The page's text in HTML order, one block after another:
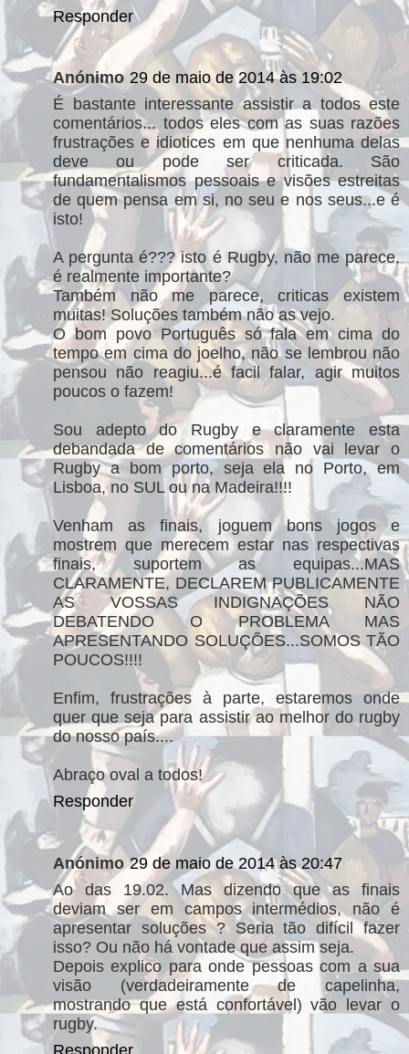
Responder
Anónimo 29 de maio de 2014 às 19:02
É bastante interessante assistir a todos este
comentários... todos eles com as suas razões
frustrações e idiotices em que nenhuma delas
deve ou pode ser criticada. São
fundamentalismos pessoais e visões estreitas
de quem pensa em si, no seu e nos seus...e é
isto!
A pergunta é??? isto é Rugby, não me parece,
é realmente importante?
Também não me parece, criticas existem
muitas! Soluções também não as vejo.
O bom povo Português só fala em cima do
tempo em cima do joelho, não se lembrou não
pensou não reagiu...é facil falar, agir muitos
poucos o fazem!
Sou adepto do Rugby e claramente esta
debandada de comentários não vai levar o
Rugby a bom porto, seja ela no Porto, em
Lisboa, no SUL ou na Madeira!!!!
Venham as finais, joguem bons jogos e
mostrem que merecem estar nas respectivas
finais, suportem as equipas...MAS
CLARAMENTE, DECLAREM PUBLICAMENTE
AS VOSSAS INDIGNAÇÕES NÃO
DEBATENDO O PROBLEMA MAS
APRESENTANDO SOLUÇÕES...SOMOS TÃO
POUCOS!!!!
Enfim, frustrações à parte, estaremos onde
quer que seja para assistir ao melhor do rugby
do nosso país....
Abraço oval a todos!
Responder
Anónimo 29 de maio de 2014 às 20:47
Ao das 19.02. Mas dizendo que as finais
deviam ser em campos intermédios, não é
apresentar soluções ? Seria tão difícil fazer
isso? Ou não há vontade que assim seja.
Depois explico para onde pessoas com a sua
visão (verdadeiramente de capelinha,
mostrando que está confortável) vão levar o
rugby.
Responder